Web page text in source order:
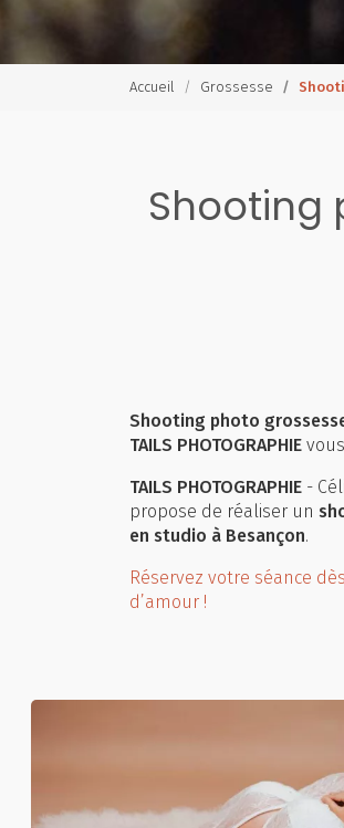
Accueil Grossesse
Shooting
Shooting photo
TAILS PHOTOGRAPHIE
TAILS PHOTOGRAPHIE -
propose de réaliser un
en studio à Besançon.
Réservez votre séance
d’amour !